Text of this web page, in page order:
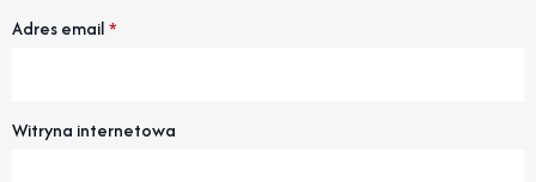
Adres email*
Witryna internetowa